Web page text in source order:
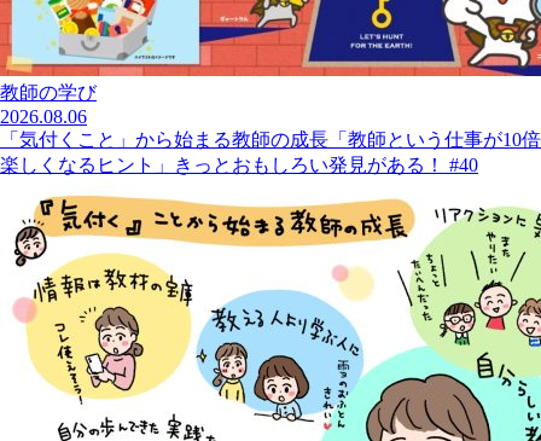
教師の学び
2026.08.06
「気付くこと」から始まる教師の成長「教師という仕事が10倍
楽しくなるヒント」きっとおもしろい発見がある！ #40